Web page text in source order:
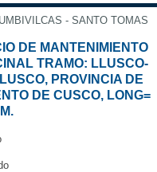
- SANTO TOMAS
DE MANTENIMIENTO
TRAMO: LLUSCO-
PROVINCIA DE
DE CUSCO, LONG=